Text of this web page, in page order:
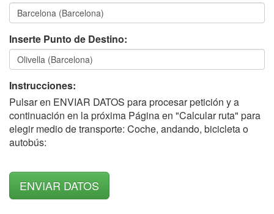
Inserte Punto de Destino:
Instrucciones:
Pulsar en ENVIAR DATOS para procesar petición y a
continuación en la próxima Página en "Calcular ruta" para
elegir medio de transporte: Coche, andando, bicicleta o
autobús: